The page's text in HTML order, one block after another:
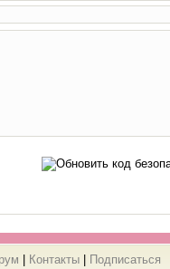
Контакты
Подписаться